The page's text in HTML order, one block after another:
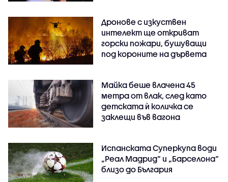
Дронове с изкуствен
интелект ще откриват
горски пожари, бушуващи
под короните на дървета
Майка беше влачена 45
метра от влак, след като
детската ѝ количка се
заклещи във вагона
Испанската Суперкупа води
„Реал Мадрид“ и „Барселона“
близо до България